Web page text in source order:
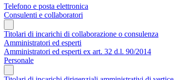
Telefono e posta elettronica
Consulenti e collaboratori
Titolari di incarichi di collaborazione o consulenza
Amministratori ed esperti
Amministratori ed esperti ex art. 32 d.l. 90/2014
Personale